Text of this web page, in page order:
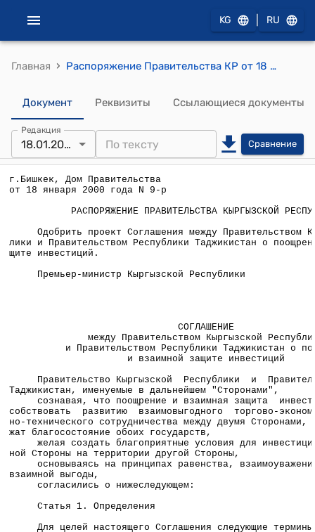
KG RU
Главная › Распоряжение Правительства КР от 18 января 2000 года N 9-р (О проекте Соглашения между Правительством КР и Правительством Республики Таджикистан о поощрении и взаимной защите инвестиций)
Документ Реквизиты Ссылающиеся документы
Редакция
18.01.2000 Сравнение